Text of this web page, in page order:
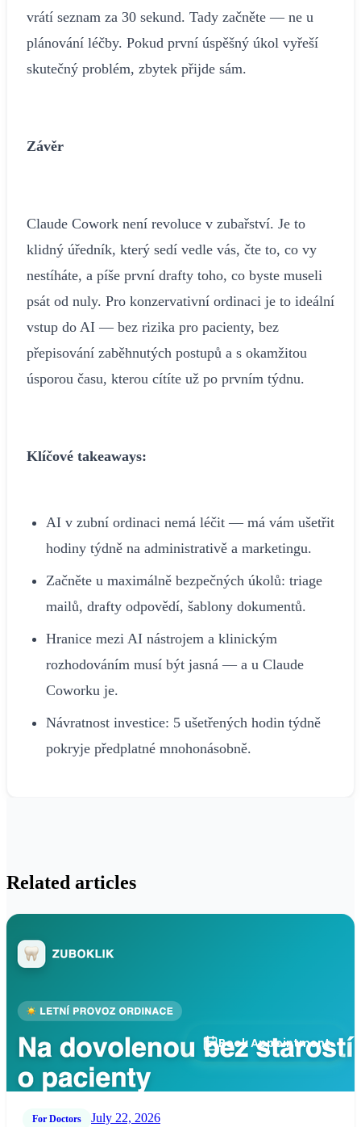
vrátí seznam za 30 sekund. Tady začněte — ne u
plánování léčby. Pokud první úspěšný úkol vyřeší
skutečný problém, zbytek přijde sám.
Závěr
Claude Cowork není revoluce v zubařství. Je to
klidný úředník, který sedí vedle vás, čte to, co vy
nestíháte, a píše první drafty toho, co byste museli
psát od nuly. Pro konzervativní ordinaci je to ideální
vstup do AI — bez rizika pro pacienty, bez
přepisování zaběhnutých postupů a s okamžitou
úsporou času, kterou cítíte už po prvním týdnu.
Klíčové takeaways:
AI v zubní ordinaci nemá léčit — má vám ušetřit
hodiny týdně na administrativě a marketingu.
Začněte u maximálně bezpečných úkolů: triage
mailů, drafty odpovědí, šablony dokumentů.
Hranice mezi AI nástrojem a klinickým
rozhodováním musí být jasná — a u Claude
Coworku je.
Návratnost investice: 5 ušetřených hodin týdně
pokryje předplatné mnohonásobně.
Related articles
For Doctors July 22, 2026
Book Appointment